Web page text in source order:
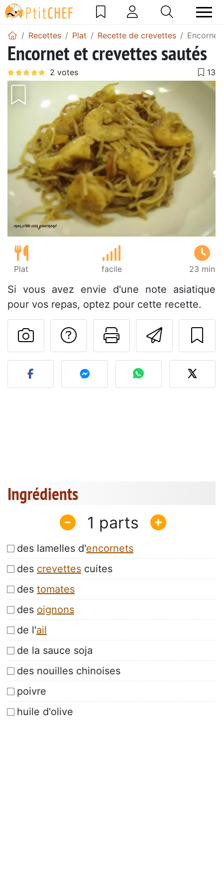
Recettes Plat Recette de crevettes
Encornet et crevettes sautés
Plat facile 23 min
Si vous avez envie d'une note asiatique
pour vos repas, optez pour cette recette.
Imprimer
Poser une
Publier votre photo de
Ingrédients
1
des lamelles d'encornets
des crevettes cuites
des tomates
des oignons
de l'ail
de la sauce soja
des nouilles chinoises
poivre
huile d'olive